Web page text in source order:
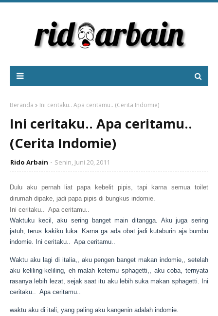
Beranda Ini ceritaku.. Apa ceritamu.. (Cerita Indomie)
Ini ceritaku.. Apa ceritamu..
(Cerita Indomie)
Rido Arbain Senin, Juni 20, 2011
Dulu aku pernah liat papa kebelit pipis, tapi karna semua toilet
dirumah dipake, jadi papa pipis di bungkus indomie.
Ini ceritaku.. Apa ceritamu..
Waktuku kecil, aku sering banget main ditangga. Aku juga sering
jatuh, terus kakiku luka. Karna ga ada obat jadi kutaburin aja bumbu
indomie. Ini ceritaku.. Apa ceritamu..
Waktu aku lagi di italia,, aku pengen banget makanindomie,, setelah
aku keliling-keliling, eh malah ketemu sphagetti,, aku coba, ternyata
rasanya lebih lezat, sejak saat itu aku lebih suka makan sphagetti. Ini
ceritaku.. Apa ceritamu..
waktu aku di itali, yang paling aku kangenin adalah indomie.